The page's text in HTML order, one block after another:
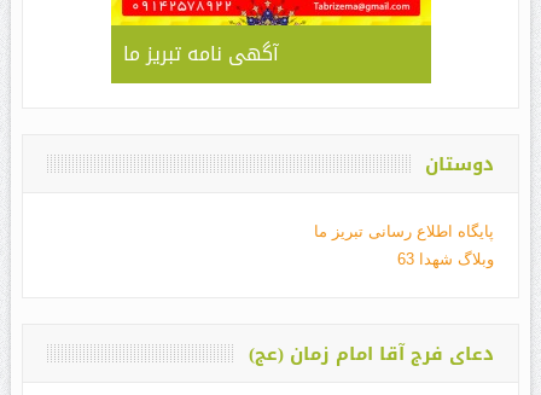
آگهی نامه تبریز ما
دوستان
پایگاه اطلاع رسانی تبریز ما
وبلاگ شهدا 63
دعای فرج آقا امام زمان (عج)